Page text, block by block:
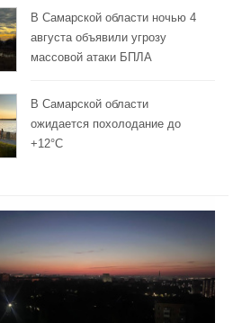
В Самарской области ночью 4
августа объявили угрозу
массовой атаки БПЛА
В Самарской области
ожидается похолодание до
+12°C